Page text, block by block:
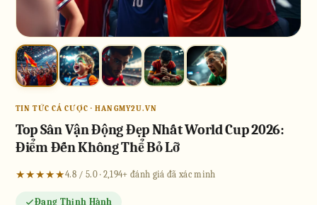
TIN TỨC CÁ CƯỢC · HANGMY2U.VN
Top Sân Vận Động Đẹp Nhất World Cup 2026:
Điểm Đến Không Thể Bỏ Lỡ
★★★★★4.8 / 5.0 · 2,194+ đánh giá đã xác minh
Đang Thịnh Hành